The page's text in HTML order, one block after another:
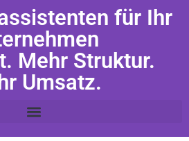
für Ihr
Mehr Struktur.
Umsatz.